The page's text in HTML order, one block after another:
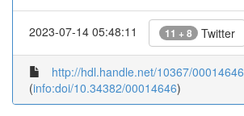
2023-07-14 05:48:11 11 + 8 Twitter
http://hdl.handle.net/10367/00014646
(info:doi/10.34382/00014646)